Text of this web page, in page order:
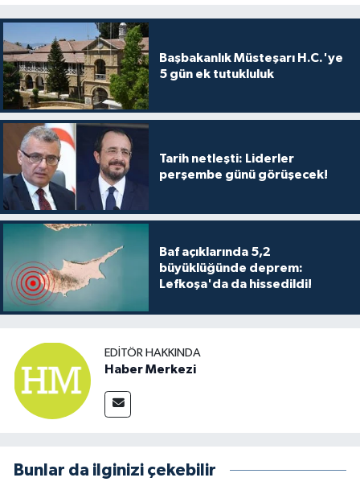
Başbakanlık Müsteşarı H.C.'ye
5 gün ek tutukluluk
Tarih netleşti: Liderler
perşembe günü görüşecek!
Baf açıklarında 5,2
büyüklüğünde deprem:
Lefkoşa'da da hissedildi!
EDITÖR HAKKINDA
Haber Merkezi
Bunlar da ilginizi çekebilir